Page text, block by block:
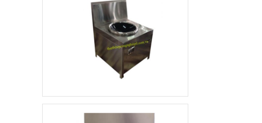
dụng
Xe đẩy hàng inox 1
tầng
4.800.000 đ
3.500.000 đ
dụng